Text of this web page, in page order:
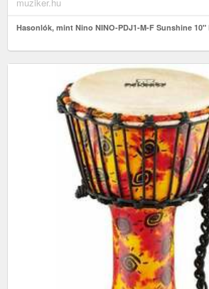
Hasonlók, mint Nino NINO-PDJ1-M-F Sunshine 10"